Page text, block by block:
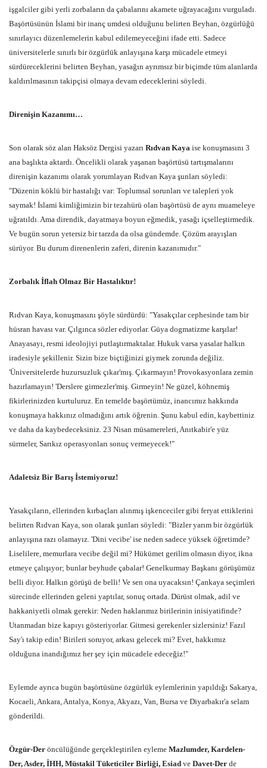
işgalciler gibi yerli zorbaların da çabalarını akamete uğrayacağını vurguladı.
Başörtüsünün İslami bir inanç umdesi olduğunu belirten Beyhan, özgürlüğü
sınırlayıcı düzenlemelerin kabul edilemeyeceğini ifade etti. Sadece
üniversitelerle sınırlı bir özgürlük anlayışına karşı mücadele etmeyi
sürdüreceklerini belirten Beyhan, yasağın ayrımsız bir biçimde tüm alanlarda
kaldırılmasının takipçisi olmaya devam edeceklerini söyledi.
Direnişin Kazanımı…
Son olarak söz alan Haksöz Dergisi yazarı Rıdvan Kaya ise konuşmasını 3
ana başlıkta aktardı. Öncelikli olarak yaşanan başörtüsü tartışmalarını
direnişin kazanımı olarak yorumlayan Rıdvan Kaya şunları söyledi:
"Düzenin köklü bir hastalığı var: Toplumsal sorunları ve talepleri yok
saymak! İslami kimliğimizin bir tezahürü olan başörtüsü de aynı muameleye
uğratıldı. Ama direndik, dayatmaya boyun eğmedik, yasağı içselleştirmedik.
Ve bugün sorun yetersiz bir tarzda da olsa gündemde. Çözüm arayışları
sürüyor. Bu durum direnenlerin zaferi, direnin kazanımıdır."
Zorbalık İflah Olmaz Bir Hastalıktır!
Rıdvan Kaya, konuşmasını şöyle sürdürdü: "Yasakçılar cephesinde tam bir
hüsran havası var. Çılgınca sözler ediyorlar. Güya dogmatizme karşılar!
Anayasayı, resmi ideolojiyi putlaştırmaktalar. Hukuk varsa yasalar halkın
iradesiyle şekillenir. Sizin bize biçtiğinizi giymek zorunda değiliz.
'Üniversitelerde huzursuzluk çıkar'mış. Çıkarmayın! Provokasyonlara zemin
hazırlamayın! 'Derslere girmezler'miş. Girmeyin! Ne güzel, köhnemiş
fikirlerinizden kurtuluruz. En temelde başörtümüz, inancımız hakkında
konuşmaya hakkınız olmadığını artık öğrenin. Şunu kabul edin, kaybettiniz
ve daha da kaybedeceksiniz. 23 Nisan müsamereleri, Anıtkabir'e yüz
sürmeler, Sarıkız operasyonları sonuç vermeyecek!"
Adaletsiz Bir Barış İstemiyoruz!
Yasakçıların, ellerinden kırbaçları alınmış işkenceciler gibi feryat ettiklerini
belirten Rıdvan Kaya, son olarak şunları söyledi: "Bizler yarım bir özgürlük
anlayışına razı olamayız. 'Dini vecibe' ise neden sadece yüksek öğretimde?
Liselilere, memurlara vecibe değil mi? Hükümet gerilim olmasın diyor, ikna
etmeye çalışıyor; bunlar beyhude çabalar! Genelkurmay Başkanı görüşümüz
belli diyor. Halkın görüşü de belli! Ve sen ona uyacaksın! Çankaya seçimleri
sürecinde ellerinden geleni yaptılar, sonuç ortada. Dürüst olmak, adil ve
hakkaniyetli olmak gerekir: Neden haklarımız birilerinin inisiyatifinde?
Utanmadan bize kapıyı gösteriyorlar. Gitmesi gerekenler sizlersiniz! Fazıl
Say'ı takip edin! Birileri soruyor, arkası gelecek mi? Evet, hakkımız
olduğuna inandığımız her şey için mücadele edeceğiz!"
Eylemde ayrıca bugün başörtüsüne özgürlük eylemlerinin yapıldığı Sakarya,
Kocaeli, Ankara, Antalya, Konya, Akyazı, Van, Bursa ve Diyarbakır'a selam
gönderildi.
Özgür-Der öncülüğünde gerçekleştirilen eyleme Mazlumder, Kardelen-
Der, Asder, İHH, Müstakil Tüketiciler Birliği, Esiad ve Davet-Der de